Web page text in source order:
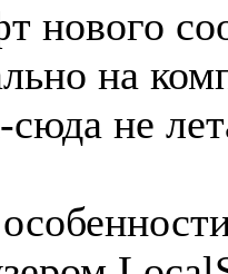
нового
на
сюда не